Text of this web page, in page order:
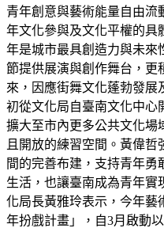
青年創意與藝術能量自由流
年文化參與及文化平權的具
年是城市最具創造力與未來
節提供展演與創作舞台，更
來，因應街舞文化蓬勃發展
初從文化局自臺南文化中心
擴大至市內更多公共文化場
且開放的練習空間。黃偉
間的完善布建，支持青年勇
生活，也讓臺南成為青年實
化局長黃雅玲表示，今年藝
年扮戲計畫」，自3月啟動